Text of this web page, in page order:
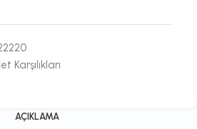
Karşılıkları
AÇIKLAMA